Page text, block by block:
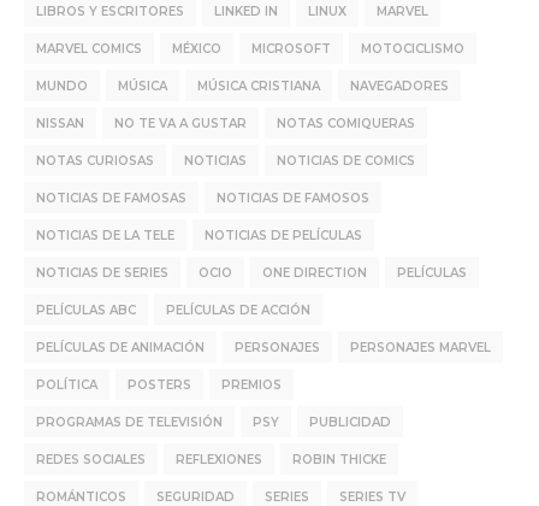
LIBROS Y ESCRITORES LINKED IN LINUX MARVEL
MARVEL COMICS MÉXICO MICROSOFT MOTOCICLISMO
MUNDO MÚSICA MÚSICA CRISTIANA NAVEGADORES
NISSAN NO TE VA A GUSTAR NOTAS COMIQUERAS
NOTAS CURIOSAS NOTICIAS NOTICIAS DE COMICS
NOTICIAS DE FAMOSAS NOTICIAS DE FAMOSOS
NOTICIAS DE LA TELE NOTICIAS DE PELÍCULAS
NOTICIAS DE SERIES OCIO ONE DIRECTION PELÍCULAS
PELÍCULAS ABC PELÍCULAS DE ACCIÓN
PELÍCULAS DE ANIMACIÓN PERSONAJES PERSONAJES MARVEL
POLÍTICA POSTERS PREMIOS
PROGRAMAS DE TELEVISIÓN PSY PUBLICIDAD
REDES SOCIALES REFLEXIONES ROBIN THICKE
ROMÁNTICOS SEGURIDAD SERIES SERIES TV